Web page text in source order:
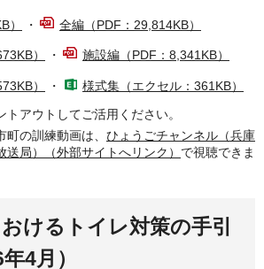
） ・ 全編（PDF：29,814KB）
） ・ 施設編（PDF：8,341KB）
） ・ 様式集（エクセル：361KB）
トアウトしてご活用ください。
の訓練動画は、 ひょうごチャンネル（兵庫
送局）（外部サイトへリンク） で視聴できま
けるトイレ対策の手引
4月）